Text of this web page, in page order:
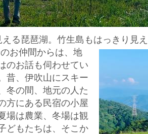
える琵琶湖。竹生島もはっきり見
お仲間からは、地
のお話も伺わせてい
昔、伊吹山にスキー
冬の間、地元の人た
方にある民宿の小屋
場は農業、冬場は観
どもたちは、そこか